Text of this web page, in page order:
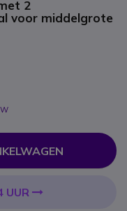
2
voor middelgrote
UUR